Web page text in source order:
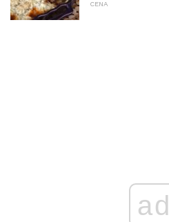
CENA
ad